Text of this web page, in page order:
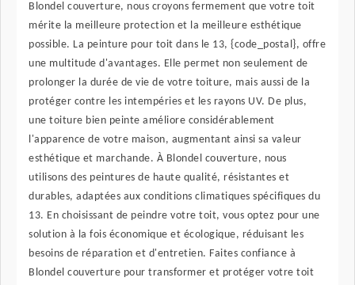
Blondel couverture, nous croyons fermement que votre toit
mérite la meilleure protection et la meilleure esthétique
possible. La peinture pour toit dans le 13, {code_postal}, offre
une multitude d'avantages. Elle permet non seulement de
prolonger la durée de vie de votre toiture, mais aussi de la
protéger contre les intempéries et les rayons UV. De plus,
une toiture bien peinte améliore considérablement
l'apparence de votre maison, augmentant ainsi sa valeur
esthétique et marchande. À Blondel couverture, nous
utilisons des peintures de haute qualité, résistantes et
durables, adaptées aux conditions climatiques spécifiques du
13. En choisissant de peindre votre toit, vous optez pour une
solution à la fois économique et écologique, réduisant les
besoins de réparation et d'entretien. Faites confiance à
Blondel couverture pour transformer et protéger votre toit